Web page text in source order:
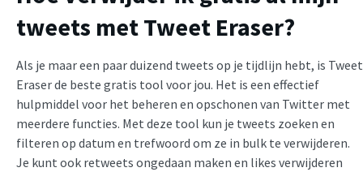
tweets met Tweet Eraser?
Als je maar een paar duizend tweets op je tijdlijn hebt, is Tweet
Eraser de beste gratis tool voor jou. Het is een effectief
hulpmiddel voor het beheren en opschonen van Twitter met
meerdere functies. Met deze tool kun je tweets zoeken en
filteren op datum en trefwoord om ze in bulk te verwijderen.
Je kunt ook retweets ongedaan maken en likes verwijderen